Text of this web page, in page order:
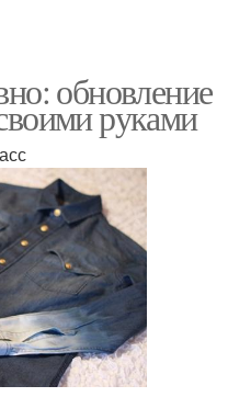
обновление
руками